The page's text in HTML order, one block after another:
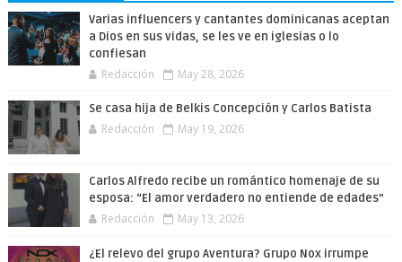
Varias influencers y cantantes dominicanas aceptan
a Dios en sus vidas, se les ve en iglesias o lo
confiesan
Redacción May 28, 2026
Se casa hija de Belkis Concepción y Carlos Batista
Redacción May 19, 2026
Carlos Alfredo recibe un romántico homenaje de su
esposa: “El amor verdadero no entiende de edades”
Redacción May 13, 2026
¿El relevo del grupo Aventura? Grupo Nox irrumpe